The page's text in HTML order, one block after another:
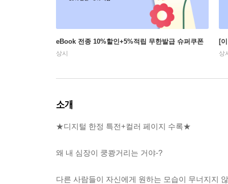
eBook 전종 10%할인+5%적립 무한발급 슈퍼쿠폰
상시
[
상
소개
★디지털 한정 특전+컬러 페이지 수록★
왜 내 심장이 쿵쾅거리는 거야-?
다른 사람들이 자신에게 원하는 모습이 무너지지